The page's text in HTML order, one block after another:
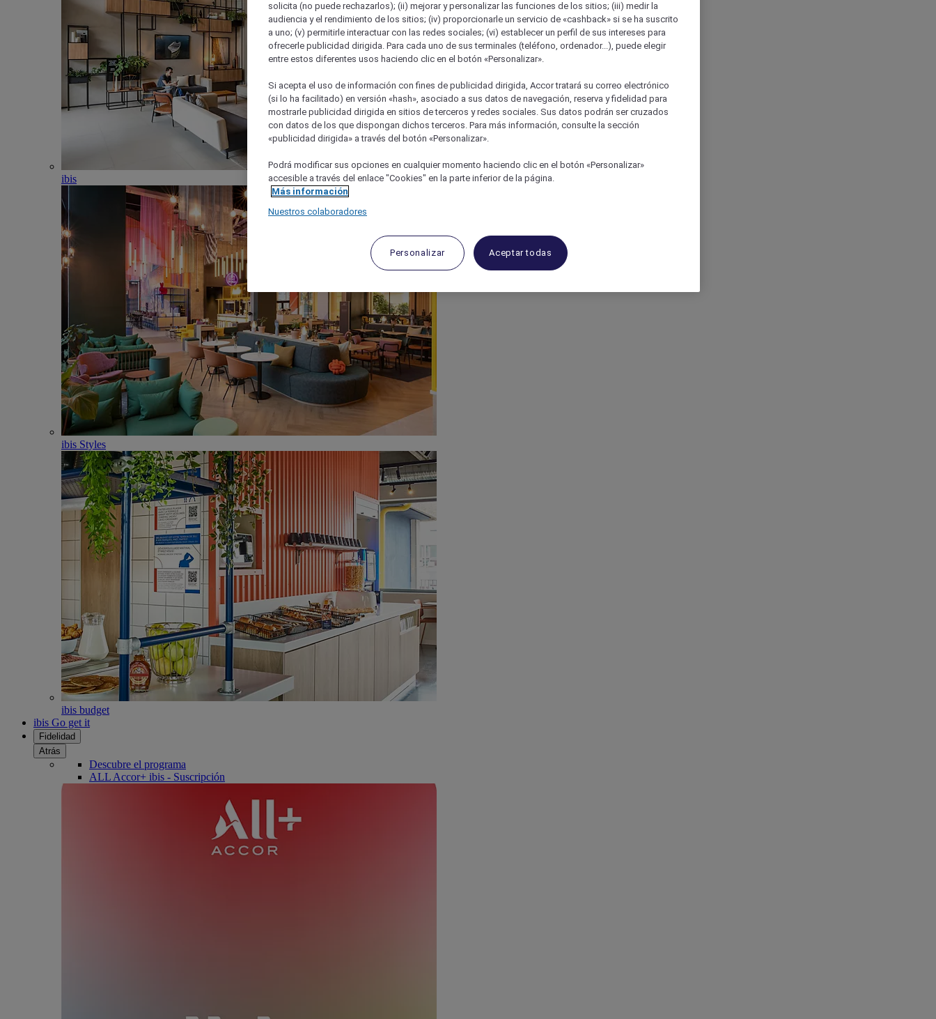
ibis
ibis Styles
ibis budget
ibis Go get it
Fidelidad
Atrás
Descubre el programa
ALL Accor+ ibis - Suscripción
solicita (no puede rechazarlos); (ii) mejorar y personalizar las funciones de los sitios; (iii) medir la
audiencia y el rendimiento de los sitios; (iv) proporcionarle un servicio de «cashback» si se ha suscrito
a uno; (v) permitirle interactuar con las redes sociales; (vi) establecer un perfil de sus intereses para
ofrecerle publicidad dirigida. Para cada uno de sus terminales (teléfono, ordenador...), puede elegir
entre estos diferentes usos haciendo clic en el botón «Personalizar».
Si acepta el uso de información con fines de publicidad dirigida, Accor tratará su correo electrónico
(si lo ha facilitado) en versión «hash», asociado a sus datos de navegación, reserva y fidelidad para
mostrarle publicidad dirigida en sitios de terceros y redes sociales. Sus datos podrán ser cruzados
con datos de los que dispongan dichos terceros. Para más información, consulte la sección
«publicidad dirigida» a través del botón «Personalizar».
Podrá modificar sus opciones en cualquier momento haciendo clic en el botón «Personalizar»
accesible a través del enlace "Cookies" en la parte inferior de la página.
Más información
Nuestros colaboradores
Personalizar Aceptar todas